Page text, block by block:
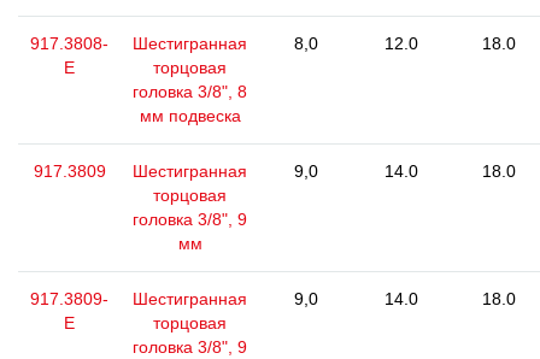
917.3808-
E
Шестигранная
торцовая
головка 3/8", 8
мм подвеска
8,0 12.0 18.0
917.3809
Шестигранная
торцовая
головка 3/8", 9
мм
9,0 14.0 18.0
917.3809-
E
Шестигранная
торцовая
головка 3/8", 9
9,0 14.0 18.0